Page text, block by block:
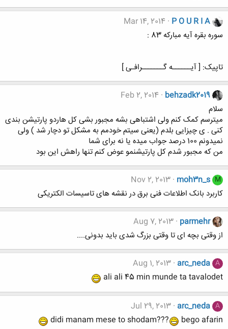
P O U R I A
Mar 14, 2014
سوره بقره آیه مبارکه 83 :
تاپیک: [ آیــــــه گـــــــرافـی ]
behzadk2019
Feb 2, 2014
سلام
میترسم کمک کنم ولی اشتباهی بشه مجبور بشی کل هاردو پارتیشن بندی
کنی . ی چیزایی بلدم (یعنی سیتم خودمم به مشکل تو دچار شد ) ولی
نمیدونم 100 درصد جواب میده یا نه برای شما
من که مجبور شدم کل پارتیشنمو عوض کنم تنها راهش این بود
M
moh3n_s
Nov 2, 2013
کاربرد بانک اطلاعات فنی برق در نقشه های تاسیسات الکتریکی
parmehr
Aug 7, 2013
از وقتی بچه ای تا وقتی بزرگ شدی باید بدونی....
A
arc_neda
Aug 1, 2013
ali ali 45 min munde ta tavalodet
A
arc_neda
Jul 29, 2013
didi manam mese to shodam???
bego afarin